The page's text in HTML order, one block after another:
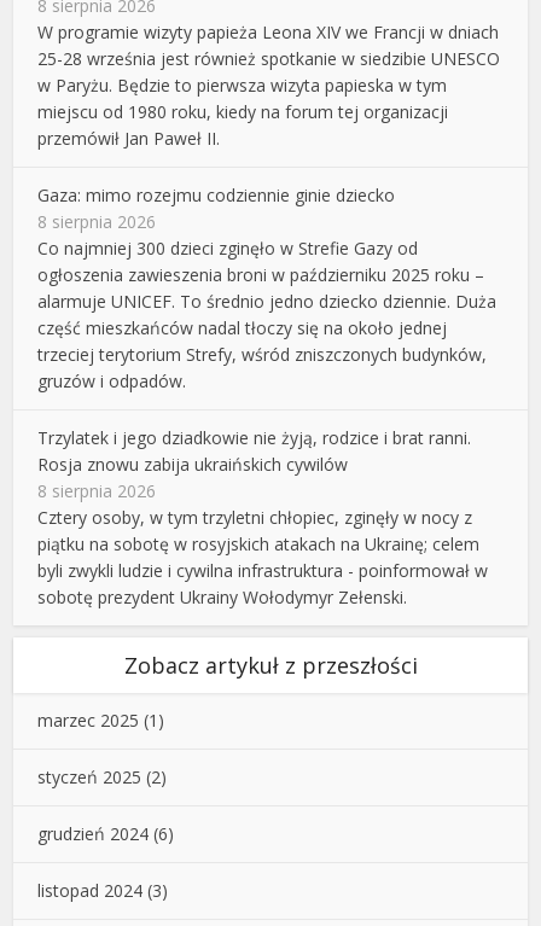
8 sierpnia 2026
W programie wizyty papieża Leona XIV we Francji w dniach
25-28 września jest również spotkanie w siedzibie UNESCO
w Paryżu. Będzie to pierwsza wizyta papieska w tym
miejscu od 1980 roku, kiedy na forum tej organizacji
przemówił Jan Paweł II.
Gaza: mimo rozejmu codziennie ginie dziecko
8 sierpnia 2026
Co najmniej 300 dzieci zginęło w Strefie Gazy od
ogłoszenia zawieszenia broni w październiku 2025 roku –
alarmuje UNICEF. To średnio jedno dziecko dziennie. Duża
część mieszkańców nadal tłoczy się na około jednej
trzeciej terytorium Strefy, wśród zniszczonych budynków,
gruzów i odpadów.
Trzylatek i jego dziadkowie nie żyją, rodzice i brat ranni.
Rosja znowu zabija ukraińskich cywilów
8 sierpnia 2026
Cztery osoby, w tym trzyletni chłopiec, zginęły w nocy z
piątku na sobotę w rosyjskich atakach na Ukrainę; celem
byli zwykli ludzie i cywilna infrastruktura - poinformował w
sobotę prezydent Ukrainy Wołodymyr Zełenski.
Zobacz artykuł z przeszłości
marzec 2025 (1)
styczeń 2025 (2)
grudzień 2024 (6)
listopad 2024 (3)